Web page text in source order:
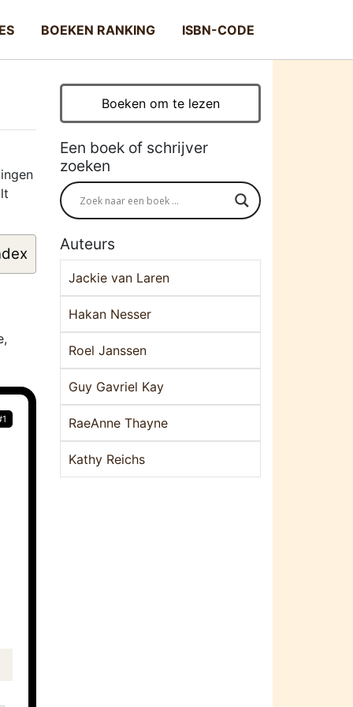
BOEKEN RANKING ISBN-CODE
Boeken om te lezen
Een boek of schrijver
zoeken
Auteurs
Jackie van Laren
Hakan Nesser
Roel Janssen
Guy Gavriel Kay
RaeAnne Thayne
Kathy Reichs